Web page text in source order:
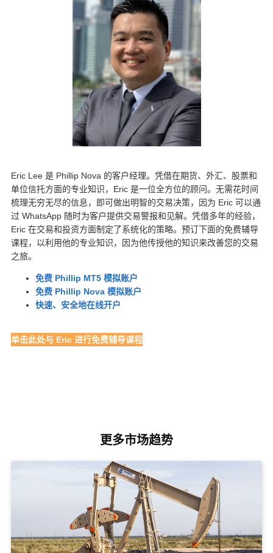
Eric Lee 是 Phillip Nova 的客户经理。凭借在期货、外汇、股票和
单位信托方面的专业知识，Eric 是一位全方位的顾问。无需花时间
梳理无穷无尽的信息，即可做出明智的交易决策，因为 Eric 可以通
过 WhatsApp 随时为客户提供交易警报和见解。凭借多年的经验，
Eric 在交易和投资方面制定了系统化的策略。预订下面的免费辅导
课程，以利用他的专业知识，因为他传授他的知识来改善您的交易
之旅。
免费 Phillip MT5 模拟账户
免费 Phillip Nova 模拟账户
快速、安全地在线开户
单击此处与 Eric 进行免费辅导课程
更多市场趋势